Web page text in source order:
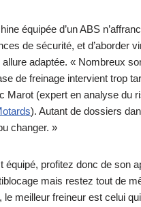
équipée d’un ABS
de sécurité, et d’aborder
adaptée. « Nombreux
de freinage intervient trop
Marot (expert en analyse du
). Autant de dossiers
changer. »
équipé, profitez donc de son
mais restez tout de
le meilleur freineur est celui